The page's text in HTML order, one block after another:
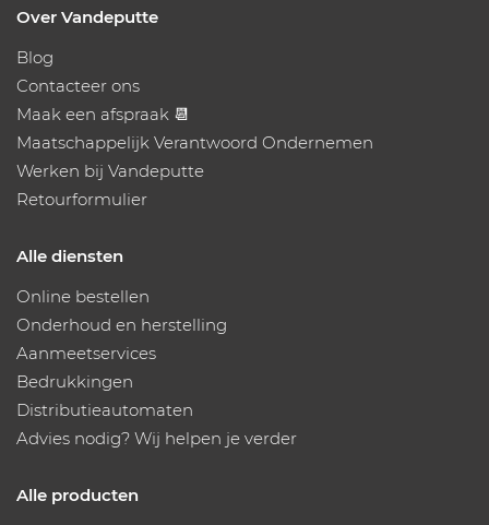
Over Vandeputte
Blog
Contacteer ons
Maak een afspraak 📆
Maatschappelijk Verantwoord Ondernemen
Werken bij Vandeputte
Retourformulier
Alle diensten
Online bestellen
Onderhoud en herstelling
Aanmeetservices
Bedrukkingen
Distributieautomaten
Advies nodig? Wij helpen je verder
Alle producten